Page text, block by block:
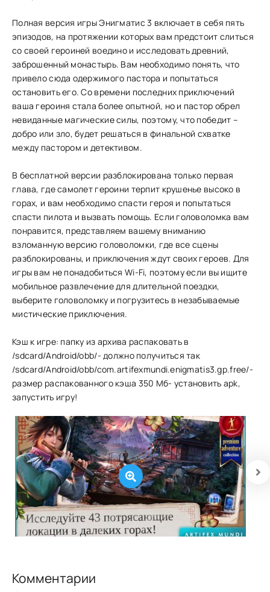
Полная версия игры Энигматис 3 включает в себя пять
эпизодов, на протяжении которых вам предстоит слиться
со своей героиней воедино и исследовать древний,
заброшенный монастырь. Вам необходимо понять, что
привело сюда одержимого пастора и попытаться
остановить его. Со времени последних приключений
ваша героиня стала более опытной, но и пастор обрел
невиданные магические силы, поэтому, что победит –
добро или зло, будет решаться в финальной схватке
между пастором и детективом.
В бесплатной версии разблокирована только первая
глава, где самолет героини терпит крушенье высоко в
горах, и вам необходимо спасти героя и попытаться
спасти пилота и вызвать помощь. Если головоломка вам
понравится, представляем вашему вниманию
взломанную версию головоломки, где все сцены
разблокированы, и приключения ждут своих героев. Для
игры вам не понадобиться Wi-Fi, поэтому если вы ищите
мобильное развлечение для длительной поездки,
выберите головоломку и погрузитесь в незабываемые
мистические приключения.
Кэш к игре: папку из архива распаковать в
/sdcard/Android/obb/- должно получиться так
/sdcard/Android/obb/com.artifexmundi.enigmatis3.gp.free/-
размер распакованного кэша 350 Мб- установить apk,
запустить игру!
Комментарии